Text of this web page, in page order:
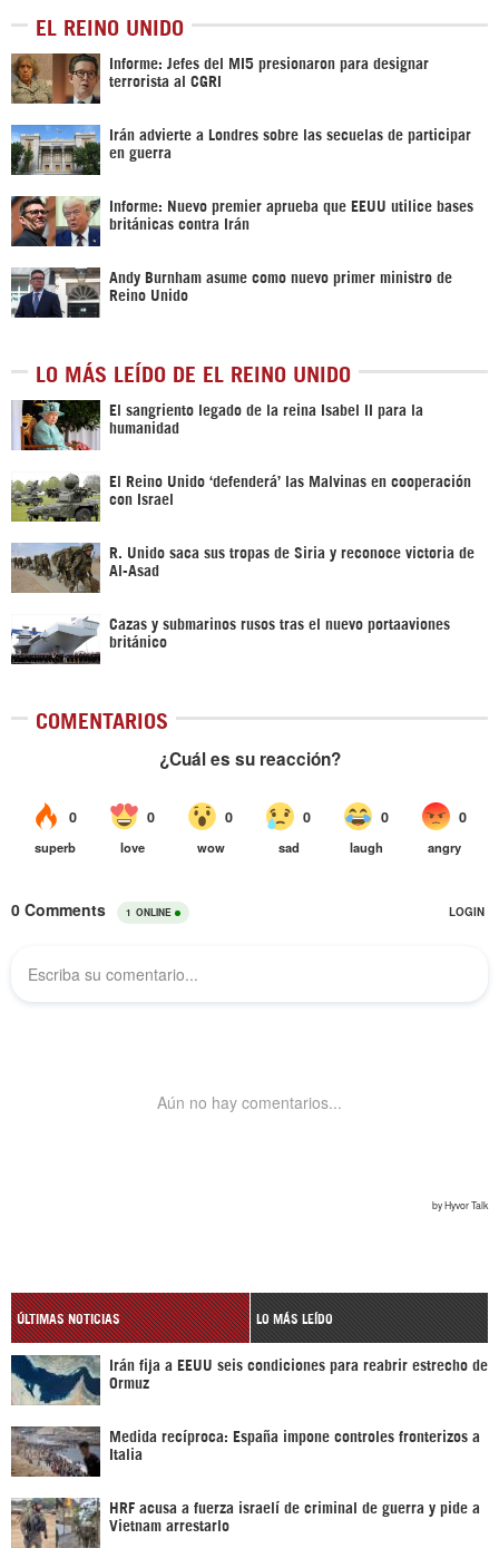
EL REINO UNIDO
Informe: Jefes del MI5 presionaron para designar
terrorista al CGRI
Irán advierte a Londres sobre las secuelas de participar
en guerra
Informe: Nuevo premier aprueba que EEUU utilice bases
británicas contra Irán
Andy Burnham asume como nuevo primer ministro de
Reino Unido
LO MÁS LEÍDO DE EL REINO UNIDO
El sangriento legado de la reina Isabel II para la
humanidad
El Reino Unido ‘defenderá’ las Malvinas en cooperación
con Israel
R. Unido saca sus tropas de Siria y reconoce victoria de
Al-Asad
Cazas y submarinos rusos tras el nuevo portaaviones
británico
COMENTARIOS
ÚLTIMAS NOTICIAS LO MÁS LEÍDO
Irán fija a EEUU seis condiciones para reabrir estrecho de
Ormuz
Medida recíproca: España impone controles fronterizos a
Italia
HRF acusa a fuerza israelí de criminal de guerra y pide a
Vietnam arrestarlo